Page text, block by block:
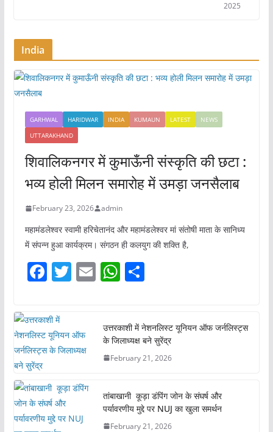
2025
India
GARHWAL HARIDWAR INDIA KUMAUN LATEST
NEWS
UTTARAKHAND
शिवालिकनगर में कुमाऊँनी संस्कृति की छटा :
भव्य होली मिलन समारोह में उमड़ा जनसैलाब
February 23, 2026 admin
महामंडलेश्वर स्वामी हरिचेतानंद और महामंडलेश्वर मां संतोषी माता के सानिध्य
में संपन्न हुआ कार्यक्रम। संगठन ही कलयुग की शक्ति है,
F
c
e
b
o
k
T
er
E W
s
A
p
p
S
e
उत्तरकाशी में नेशनलिस्ट यूनियन ऑफ जर्नलिस्ट्स
के जिलाध्यक्ष बने सुरेंद्र
February 21, 2026
तांबाखानी कूड़ा डंपिंग जोन के संघर्ष और
पर्यावरणीय मुद्दे पर NUJ का खुला समर्थन
February 21, 2026